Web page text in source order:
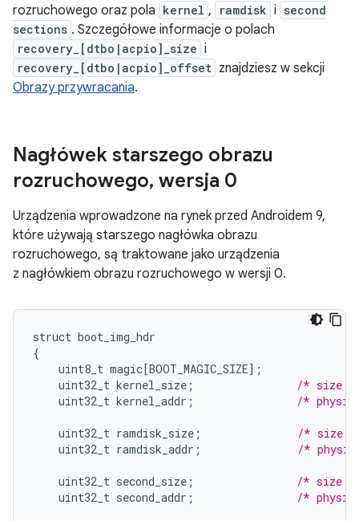
rozruchowego oraz pola kernel , ramdisk i second
sections . Szczegółowe informacje o polach
recovery_[dtbo|acpio]_size i
recovery_[dtbo|acpio]_offset znajdziesz w sekcji
Obrazy przywracania.
Nagłówek starszego obrazu
rozruchowego, wersja 0
Urządzenia wprowadzone na rynek przed Androidem 9,
które używają starszego nagłówka obrazu
rozruchowego, są traktowane jako urządzenia
z nagłówkiem obrazu rozruchowego w wersji 0.
struct boot_img_hdr
{
uint8_t magic[BOOT_MAGIC_SIZE] ;
uint32_t kernel_size ;
/* size
uint32_t kernel_addr ; /*
uint32_t ramdisk_size ;
/* size
uint32_t ramdisk_addr ; /*
uint32_t second_size ;
/* size
uint32_t second_addr ; /*